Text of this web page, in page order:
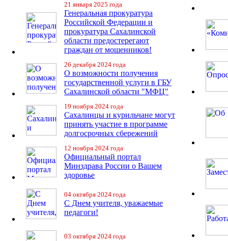
21 января 2025 года
Генеральная прокуратура
Российской Федерации и
прокуратура Сахалинской
области предостерегают
граждан от мошенников!
26 декабря 2024 года
О возможности получения
государственной услуги в ГБУ
Сахалинской области "МФЦ"
19 ноября 2024 года
Сахалинцы и курильчане могут
принять участие в программе
долгосрочных сбережений
12 ноября 2024 года
Официальный портал
Минздрава России о Вашем
здоровье
04 октября 2024 года
С Днем учителя, уважаемые
педагоги!
03 октября 2024 года